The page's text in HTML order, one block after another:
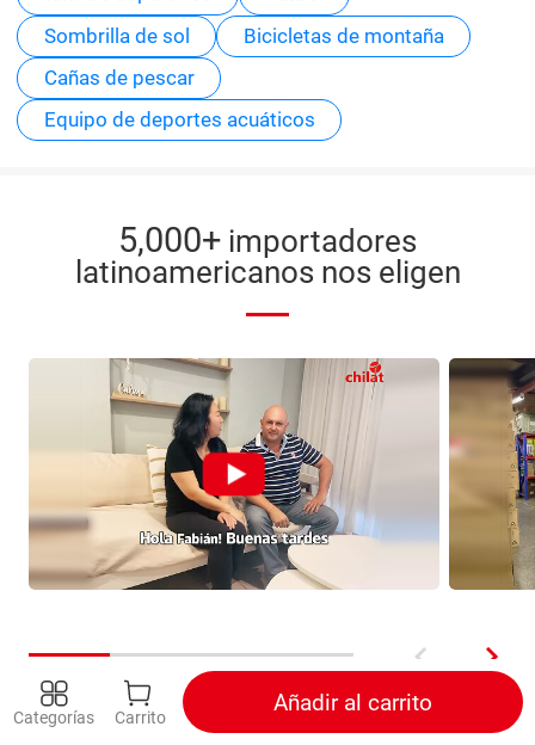
Sombrilla de sol
Bicicletas de montaña
Cañas de pescar
Equipo de deportes acuáticos
5,000+ importadores
latinoamericanos nos eligen
Categorías Carrito
Añadir al carrito